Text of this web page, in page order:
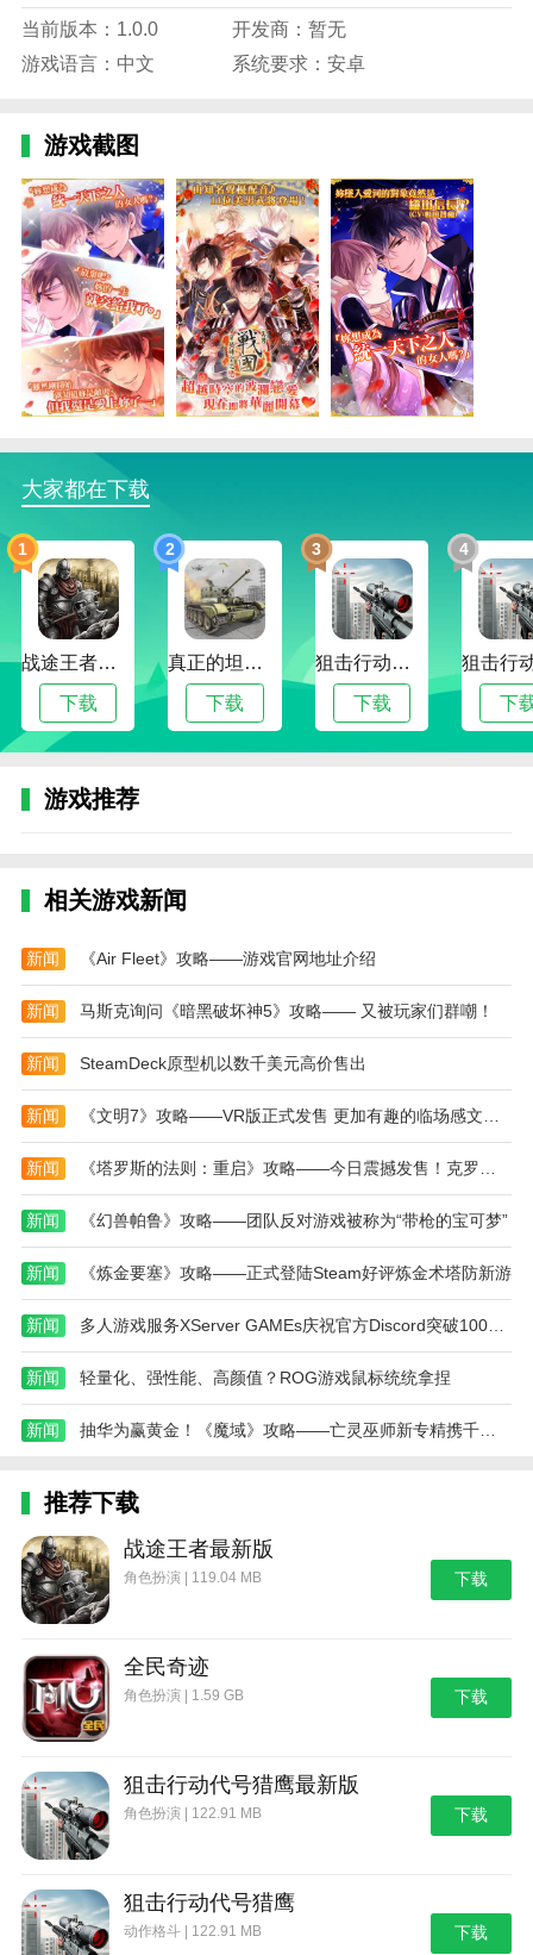
豊臣秀吉(CV : 鸟海浩辅)
明智光秀(CV : 武内骏辅)
石田三成(CV : 山谷祥生)
上杉谦信(CV : 三浦祥朗)
武田信玄(CV : 梅原裕一郎)
猿飞佐助(CV : 赤羽根健治)
顕如(CV : 新垣樽助)
美男战国：穿越时空的爱恋安卓版特色
1、穿越时空的战国恋爱:以战国时代为舞台，与超
2、超华丽的声优阵容，超精致的游戏画面，听觉
和视觉一次性满足！
3、心跳加速的恋爱(一边和战国武将们体验着梦寐
以求的心跳加速，一边等待着感动和深深的恋爱
4、不仅是恋爱，也要在恋爱中让自己变得更好(以
战国为舞台，《美男战国◆穿越时空的恋爱》有时尚美
丽的服装道具，可以打造和战国武将们共存的可爱房
间！
美男战国：穿越时空的爱恋安卓版评测
游戏的乙女来说算是比较好的了吧，虽然有点玛丽苏。
一星剧情，一星立绘，一星配音，一星给政宗。
本站为您提供美男战国：穿越时空的爱恋 安卓版
的 手机游戏 ，欢迎大家记住本站网址，本站是您下载
安卓手游app最好的网站！
当前版本：1.0.0
开发商：暂无
游戏语言：中文
系统要求：安卓
游戏截图
大家都在下载
1
战途王者最新版
下载
2
真正的坦克大战
下载
3
狙击行动代号猎鹰最新版
下载
4
下
游戏推荐
相关游戏新闻
新闻 《Air Fleet》攻略——游戏官网地址介绍
新闻 马斯克询问《暗黑破坏神5》攻略—— 又被玩家们群嘲！
新闻 SteamDeck原型机以数千美元高价售出
新闻
新闻
新闻 《幻兽帕鲁》攻略——团队反对游戏被称为“带枪的宝可梦”
新闻 《炼金要塞》攻略——正式登陆Steam好评炼金术塔防新游
新闻 多人游戏服务XServer GAMEs庆祝官方Discord突破1000人
新闻 轻量化、强性能、高颜值？ROG游戏鼠标统统拿捏
新闻 抽华为赢黄金！《魔域》攻略——亡灵巫师新专精携千万豪礼来袭
推荐下载
战途王者最新版
角色扮演 | 119.04 MB 下载
全民奇迹
角色扮演 | 1.59 GB 下载
狙击行动代号猎鹰最新版
角色扮演 | 122.91 MB 下载
狙击行动代号猎鹰
动作格斗 | 122.91 MB 下载